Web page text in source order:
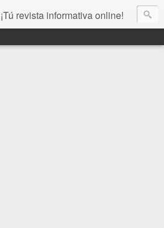
¡Tú revista informativa online!